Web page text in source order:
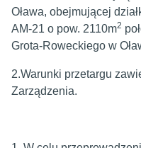
Oława, obejmującej
AM-21 o pow. 2110m2
Grota-Roweckiego w
2.Warunki przetargu
Zarządzenia.